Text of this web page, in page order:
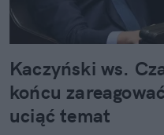
Kaczyński ws.
końcu
uciąć temat